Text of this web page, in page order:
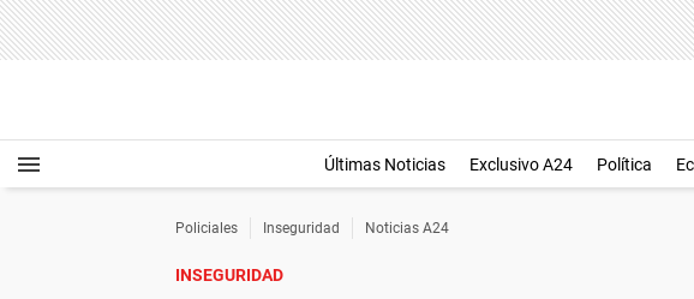
Últimas Noticias Exclusivo A24 Política
Policiales Inseguridad Noticias A24
INSEGURIDAD